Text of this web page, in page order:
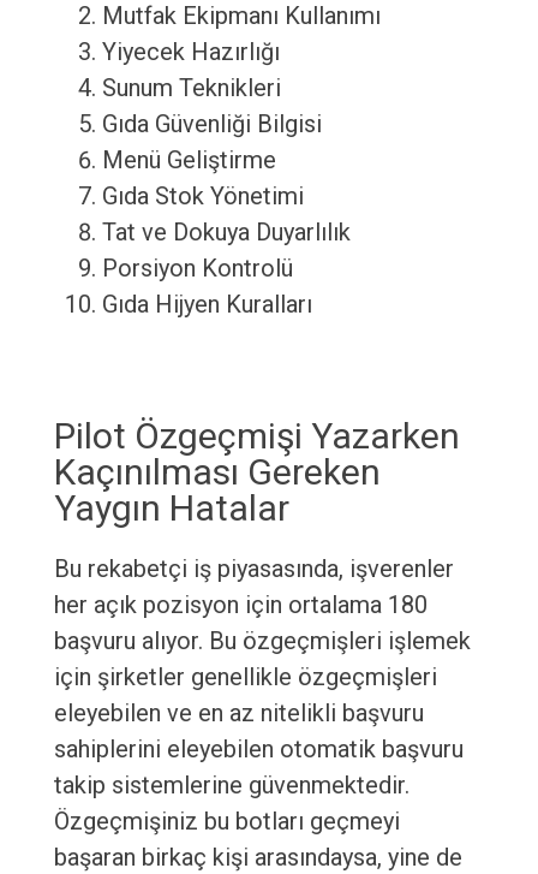
Mutfak Ekipmanı Kullanımı
Yiyecek Hazırlığı
Sunum Teknikleri
Gıda Güvenliği Bilgisi
Menü Geliştirme
Gıda Stok Yönetimi
Tat ve Dokuya Duyarlılık
Porsiyon Kontrolü
Gıda Hijyen Kuralları
Pilot Özgeçmişi Yazarken
Kaçınılması Gereken
Yaygın Hatalar
Bu rekabetçi iş piyasasında, işverenler
her açık pozisyon için ortalama 180
başvuru alıyor. Bu özgeçmişleri işlemek
için şirketler genellikle özgeçmişleri
eleyebilen ve en az nitelikli başvuru
sahiplerini eleyebilen otomatik başvuru
takip sistemlerine güvenmektedir.
Özgeçmişiniz bu botları geçmeyi
başaran birkaç kişi arasındaysa, yine de